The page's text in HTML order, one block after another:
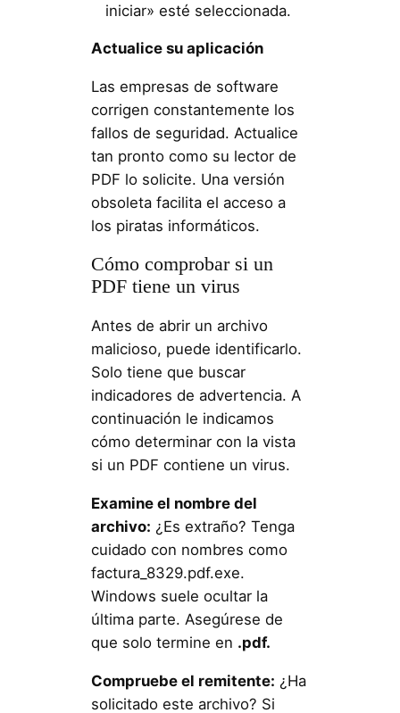
iniciar» esté seleccionada.
Actualice su aplicación
Las empresas de software
corrigen constantemente los
fallos de seguridad. Actualice
tan pronto como su lector de
PDF lo solicite. Una versión
obsoleta facilita el acceso a
los piratas informáticos.
Cómo comprobar si un
PDF tiene un virus
Antes de abrir un archivo
malicioso, puede identificarlo.
Solo tiene que buscar
indicadores de advertencia. A
continuación le indicamos
cómo determinar con la vista
si un PDF contiene un virus.
Examine el nombre del
archivo: ¿Es extraño? Tenga
cuidado con nombres como
factura_8329.pdf.exe.
Windows suele ocultar la
última parte. Asegúrese de
que solo termine en .pdf.
Compruebe el remitente: ¿Ha
solicitado este archivo? Si